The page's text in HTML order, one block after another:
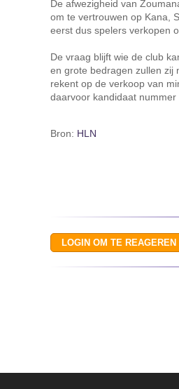
De afwezigheid van
om te vertrouwen op Kana,
eerst dus spelers verkopen
De vraag blijft wie de club
en grote bedragen zullen zij
rekent op de verkoop van
daarvoor kandidaat nummer
Bron: HLN